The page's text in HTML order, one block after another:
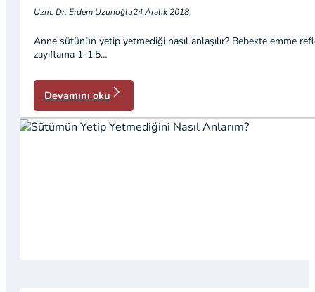
Uzm. Dr. Erdem Uzunoğlu24 Aralık 2018
Anne sütünün yetip yetmediği nasıl anlaşılır? Bebekte emme
zayıflama 1-1.5…
Devamını oku